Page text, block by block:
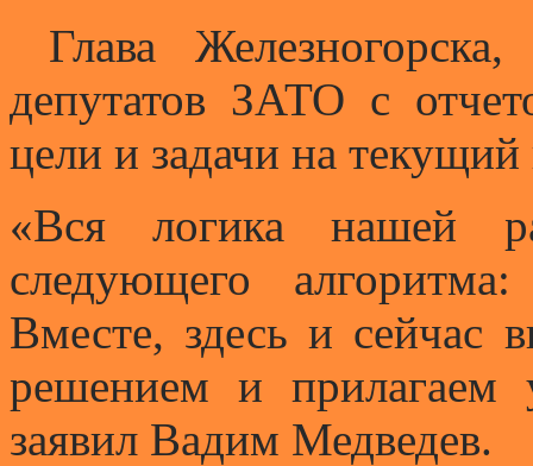
Глава
депутатов ЗАТО с
цели и задачи на текущий
«Вся логика нашей
следующего
Вместе, здесь и сейчас
решением и
заявил Вадим Медведев.